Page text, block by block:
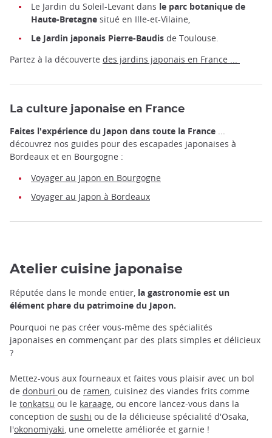
Le Jardin du Soleil-Levant dans le parc botanique de
Haute-Bretagne situé en Ille-et-Vilaine,
Le Jardin japonais Pierre-Baudis de Toulouse.
Partez à la découverte des jardins japonais en France ...
La culture japonaise en France
Faites l'expérience du Japon dans toute la France ...
découvrez nos guides pour des escapades japonaises à
Bordeaux et en Bourgogne :
Voyager au Japon en Bourgogne
Voyager au Japon à Bordeaux
Atelier cuisine japonaise
Réputée dans le monde entier, la gastronomie est un
élément phare du patrimoine du Japon.
Pourquoi ne pas créer vous-même des spécialités
japonaises en commençant par des plats simples et délicieux
?
Mettez-vous aux fourneaux et faites vous plaisir avec un bol
de donburi ou de ramen , cuisinez des viandes frits comme
le tonkatsu ou le karaage , ou encore lancez-vous dans la
conception de sushi ou de la délicieuse spécialité d'Osaka,
l'okonomiyaki , une omelette améliorée et garnie !